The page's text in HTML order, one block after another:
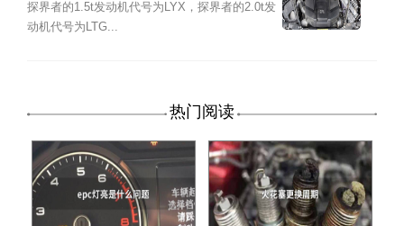
探界者的1.5t发动机代号为LYX，探界者的2.0t发
动机代号为LTG...
热门阅读